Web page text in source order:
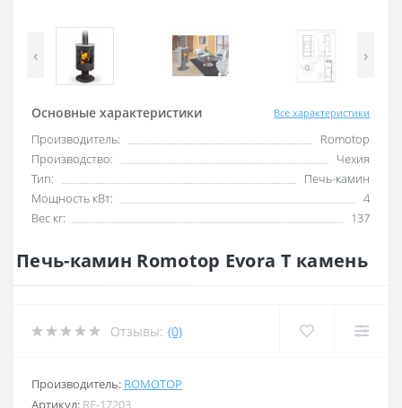
‹ ›
Основные характеристики Все характеристики
Производитель:
Romotop
Производство:
Чехия
Тип:
Печь-камин
Мощность кВт:
4
Вес кг:
137
Печь-камин Romotop Evora T камень
Отзывы: (0)
Производитель: ROMOTOP
Артикул: RE-17203